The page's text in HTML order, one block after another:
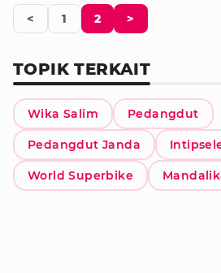
< 1 2 >
TOPIK TERKAIT
Wika Salim Pedangdut
Pedangdut Janda
World Superbike